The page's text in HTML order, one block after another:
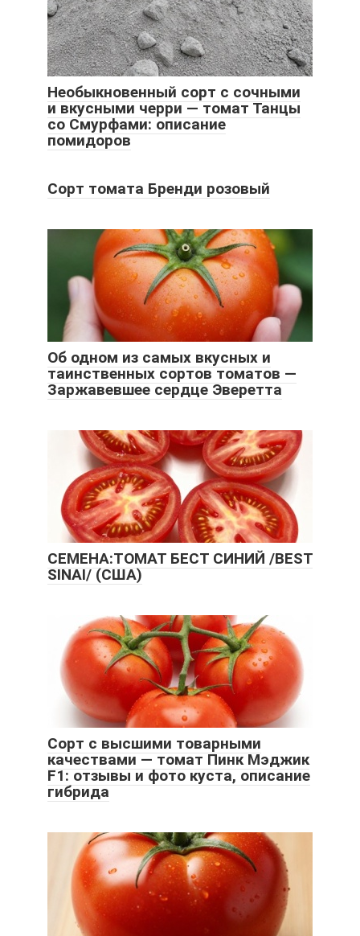
Необыкновенный сорт с сочными
и вкусными черри — томат Танцы
со Смурфами: описание
помидоров
Сорт томата Бренди розовый
Об одном из самых вкусных и
таинственных сортов томатов —
Заржавевшее сердце Эверетта
СЕМЕНА:ТОМАТ БЕСТ СИНИЙ /BEST
SINAI/ (США)
Сорт с высшими товарными
качествами — томат Пинк Мэджик
F1: отзывы и фото куста, описание
гибрида